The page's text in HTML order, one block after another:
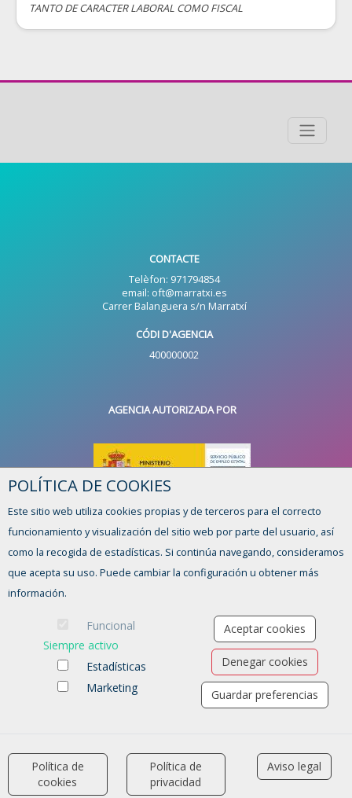
TANTO DE CARACTER LABORAL COMO FISCAL
CONTACTE
Telèfon: 971794854
email: oft@marratxi.es
Carrer Balanguera s/n Marratxí
CÓDI D'AGENCIA
400000002
AGENCIA AUTORIZADA POR
HORARI
De dilluns a divendres, de 8:15 a 14:00h
FORMULARI DE CONTACTE
Software para las Agencias de colocación
POLÍTICA DE COOKIES
Este sitio web utiliza cookies propias y de terceros para el correcto
funcionamiento y visualización del sitio web por parte del usuario, así
como la recogida de estadísticas. Si continúa navegando, consideramos
que acepta su uso. Puede cambiar la configuración u obtener más
información.
Funcional
Siempre activo
Estadísticas
Marketing
Aceptar cookies
Denegar cookies
Guardar preferencias
Política de
cookies
Política de
privacidad
Aviso legal